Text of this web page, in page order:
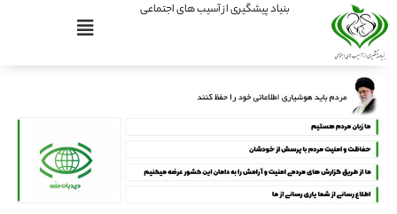
بنیاد پیشگیری از آسیب های اجتماعی